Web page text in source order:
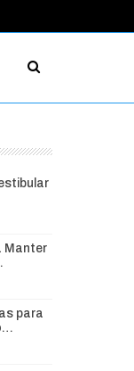
Manter
para